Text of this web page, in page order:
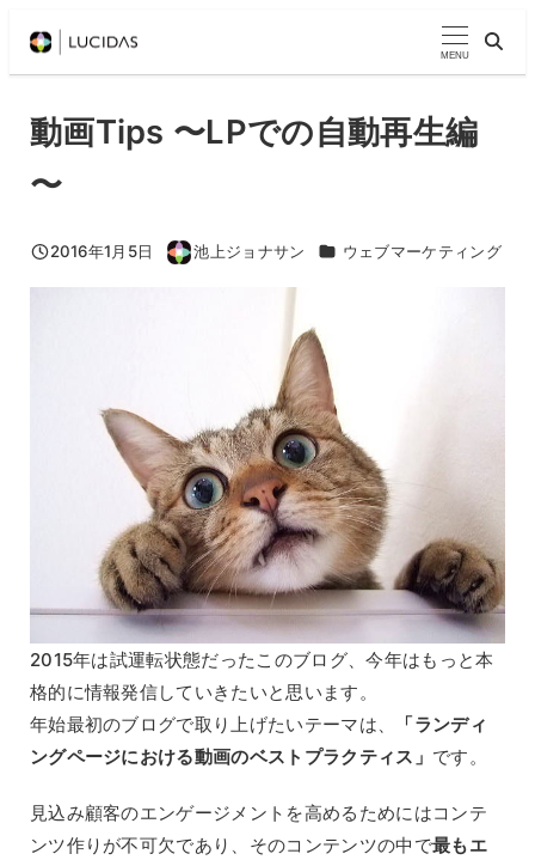
MENU
動画Tips 〜LPでの自動再生編
〜
投稿日
2016年1月5日
著
池上ジョナサン カテゴリー
ウェブマーケティング
2015年は試運転状態だったこのブログ、今年はもっと本
格的に情報発信していきたいと思います。
年始最初のブログで取り上げたいテーマは、
「ランディ
ングページにおける動画のベストプラクティス」 です。
見込み顧客のエンゲージメントを高めるためにはコンテ
ンツ作りが不可欠であり、そのコンテンツの中で最もエ